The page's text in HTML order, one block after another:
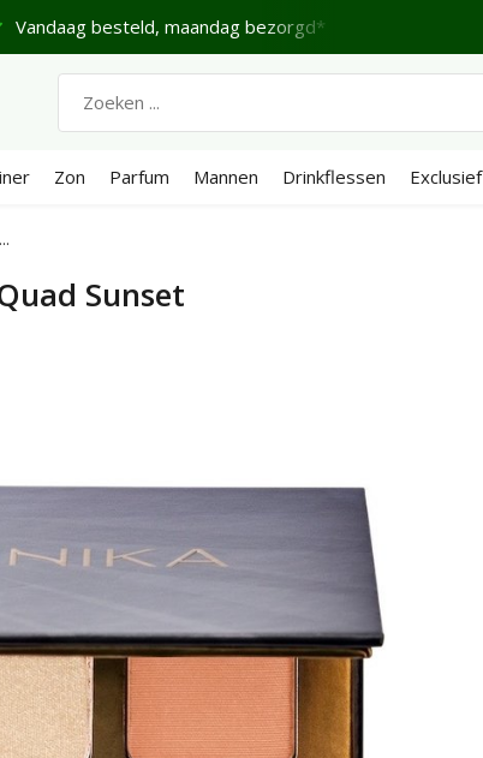
Vandaag besteld, maandag bezorgd*
Zon Parfum Mannen Drinkflessen Exclusief
Sunset